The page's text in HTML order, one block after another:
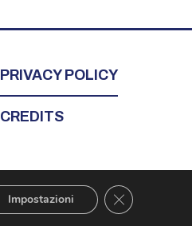
PRIVACY POLICY
CREDITS
Impostazioni CLOSE